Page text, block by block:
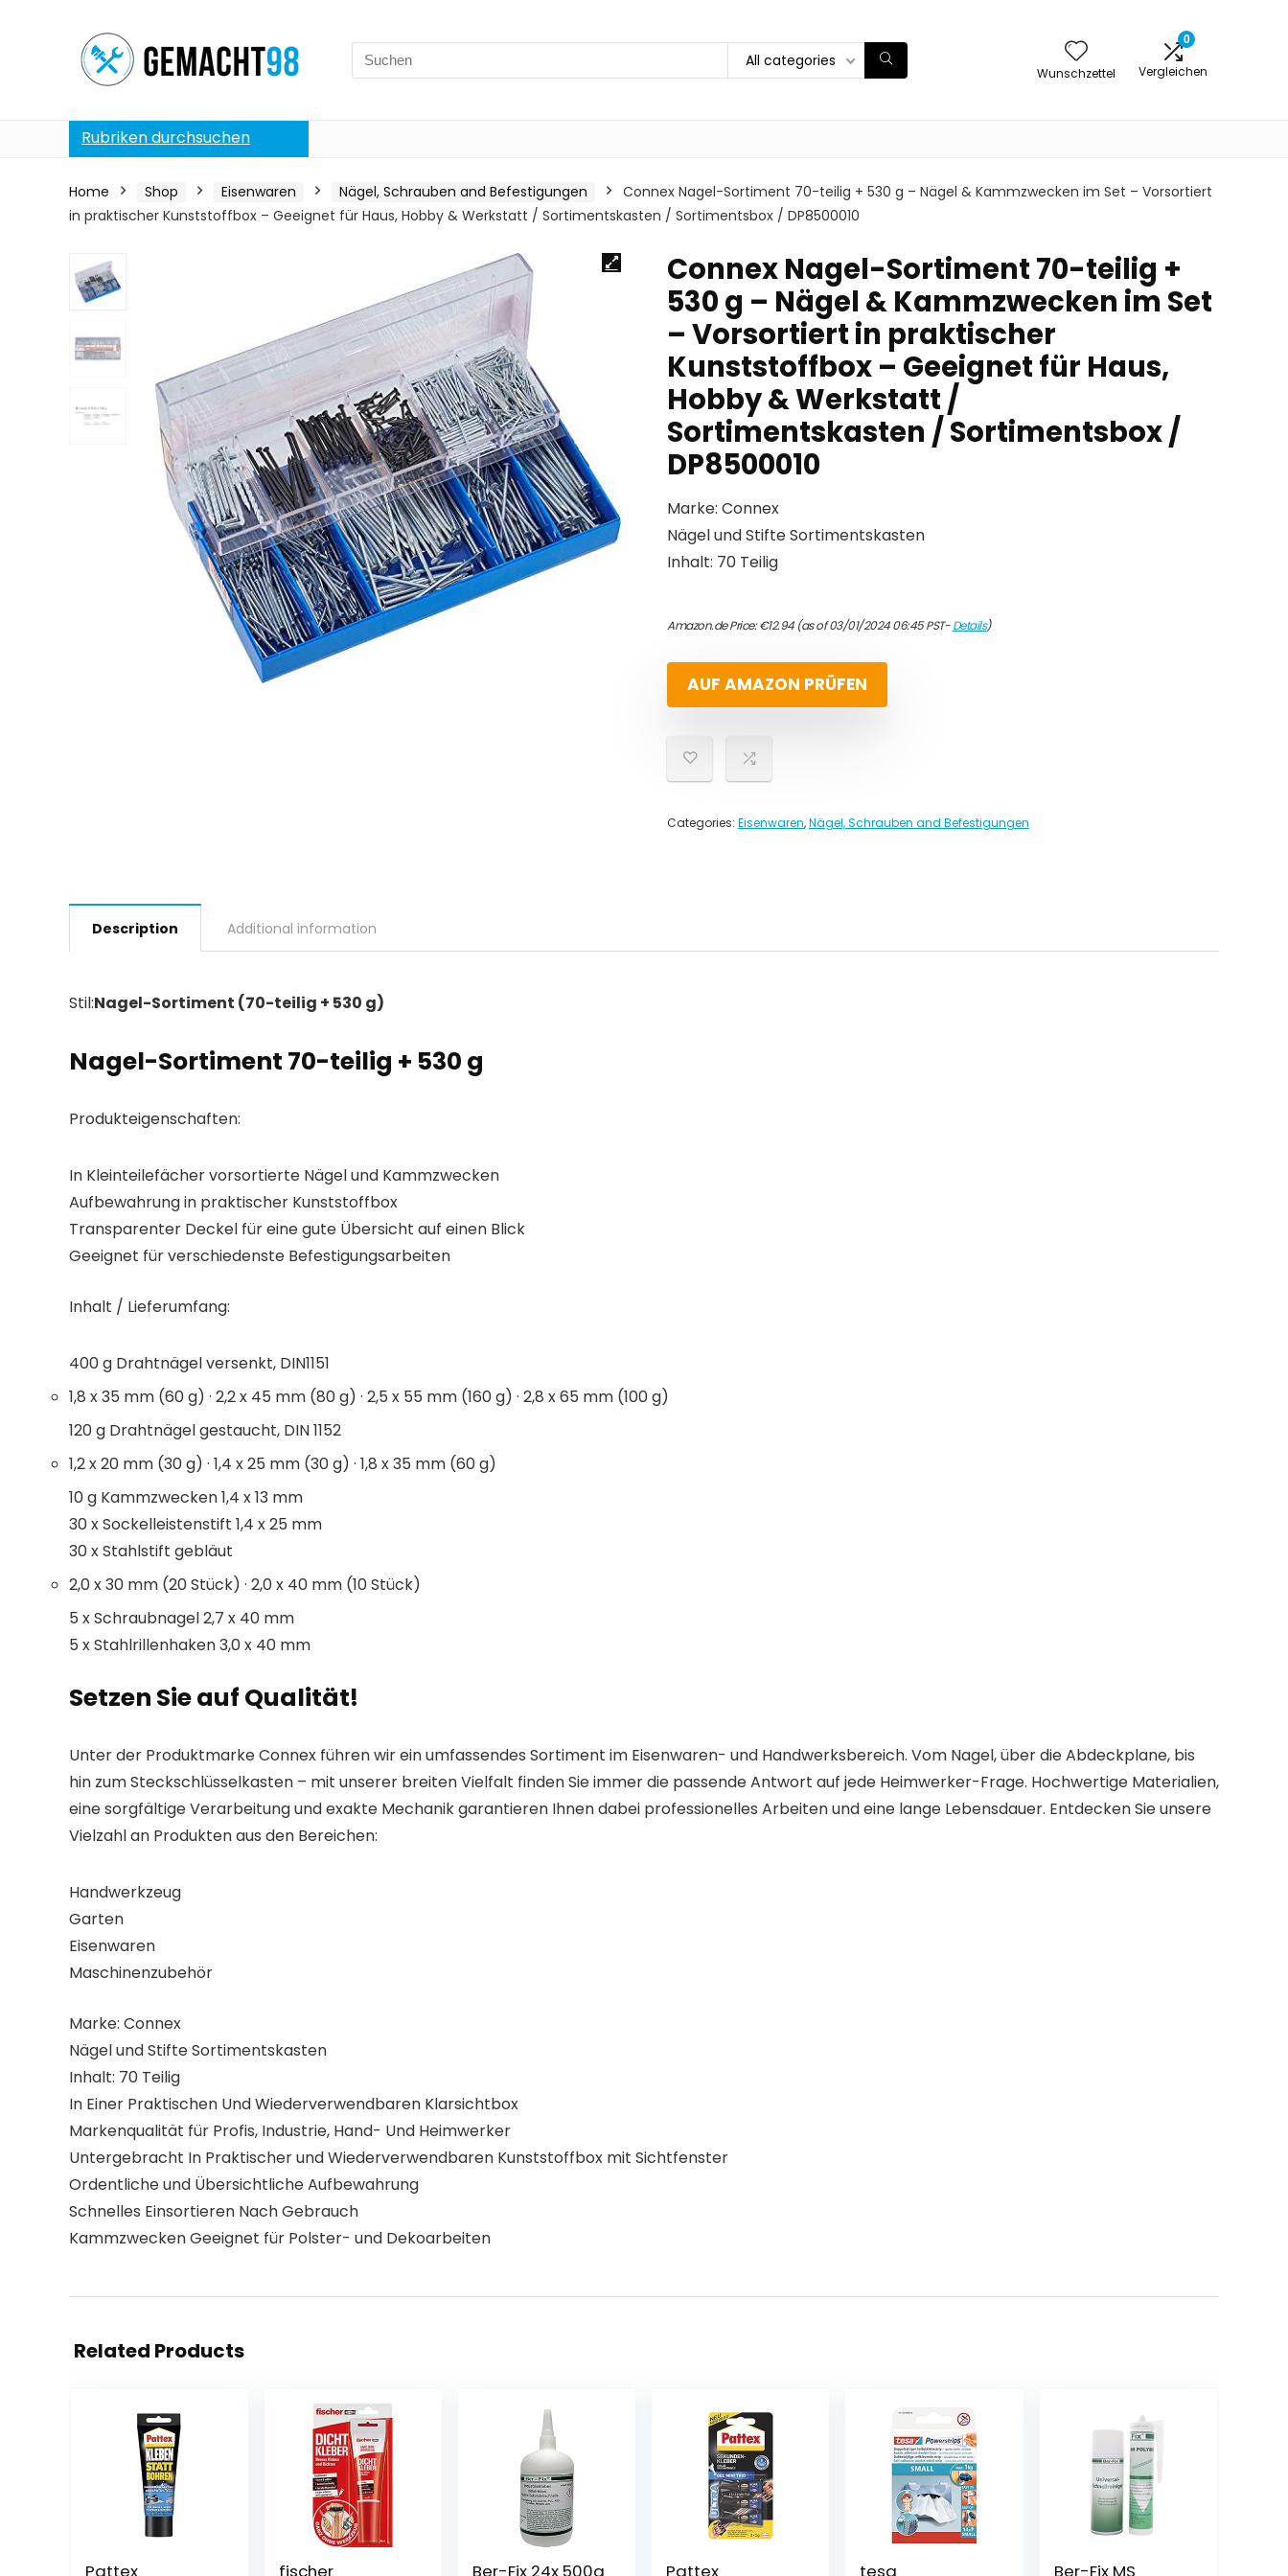
Search
for:
All categories
Wunschzettel
0
Vergleichen
Rubriken durchsuchen
Home Shop Eisenwaren Nägel, Schrauben and Befestigungen
Connex Nagel-Sortiment 70-teilig + 530 g – Nägel & Kammzwecken im Set – Vorsortiert
in praktischer Kunststoffbox – Geeignet für Haus, Hobby & Werkstatt / Sortimentskasten / Sortimentsbox / DP8500010
Connex Nagel-Sortiment 70-teilig +
530 g – Nägel & Kammzwecken im Set
– Vorsortiert in praktischer
Kunststoffbox – Geeignet für Haus,
Hobby & Werkstatt /
Sortimentskasten / Sortimentsbox /
DP8500010
Marke: Connex
Nägel und Stifte Sortimentskasten
Inhalt: 70 Teilig
Amazon.de Price:€12.94(as of 03/01/2024 06:45 PST-Details)
AUF AMAZON PRÜFEN
Categories: Eisenwaren,Nägel, Schrauben and Befestigungen
Description Additional information
Stil:Nagel-Sortiment (70-teilig + 530 g)
Nagel-Sortiment 70-teilig + 530 g
Produkteigenschaften:
In Kleinteilefächer vorsortierte Nägel und Kammzwecken
Aufbewahrung in praktischer Kunststoffbox
Transparenter Deckel für eine gute Übersicht auf einen Blick
Geeignet für verschiedenste Befestigungsarbeiten
Inhalt / Lieferumfang:
400 g Drahtnägel versenkt, DIN1151
1,8 x 35 mm (60 g) · 2,2 x 45 mm (80 g) · 2,5 x 55 mm (160 g) · 2,8 x 65 mm (100 g)
120 g Drahtnägel gestaucht, DIN 1152
1,2 x 20 mm (30 g) · 1,4 x 25 mm (30 g) · 1,8 x 35 mm (60 g)
10 g Kammzwecken 1,4 x 13 mm
30 x Sockelleistenstift 1,4 x 25 mm
30 x Stahlstift gebläut
2,0 x 30 mm (20 Stück) · 2,0 x 40 mm (10 Stück)
5 x Schraubnagel 2,7 x 40 mm
5 x Stahlrillenhaken 3,0 x 40 mm
Setzen Sie auf Qualität!
Unter der Produktmarke Connex führen wir ein umfassendes Sortiment im Eisenwaren- und Handwerksbereich. Vom Nagel, über die Abdeckplane, bis
hin zum Steckschlüsselkasten – mit unserer breiten Vielfalt finden Sie immer die passende Antwort auf jede Heimwerker-Frage. Hochwertige Materialien,
eine sorgfältige Verarbeitung und exakte Mechanik garantieren Ihnen dabei professionelles Arbeiten und eine lange Lebensdauer. Entdecken Sie unsere
Vielzahl an Produkten aus den Bereichen:
Handwerkzeug
Garten
Eisenwaren
Maschinenzubehör
Marke: Connex
Nägel und Stifte Sortimentskasten
Inhalt: 70 Teilig
In Einer Praktischen Und Wiederverwendbaren Klarsichtbox
Markenqualität für Profis, Industrie, Hand- Und Heimwerker
Untergebracht In Praktischer und Wiederverwendbaren Kunststoffbox mit Sichtfenster
Ordentliche und Übersichtliche Aufbewahrung
Schnelles Einsortieren Nach Gebrauch
Kammzwecken Geeignet für Polster- und Dekoarbeiten
Related Products
Pattex
fischer
Ber-Fix 24x 500g
Pattex
tesa
Ber-Fix MS